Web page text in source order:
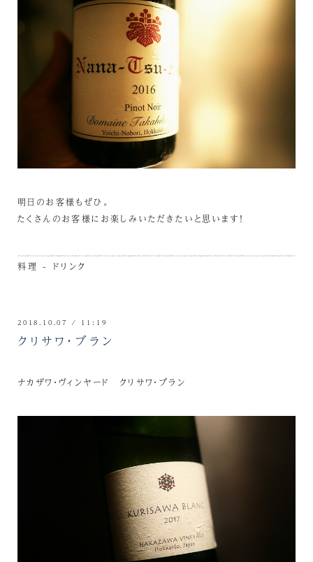
明日のお客様もぜひ。
たくさんのお客様にお楽しみいただきたいと思います！
料理 - ドリンク
2018.10.07 / 11:19
クリサワ・ブラン
ナカザワ・ヴィンヤード クリサワ・ブラン